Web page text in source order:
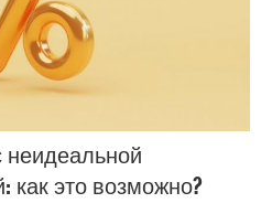
как это возможно?